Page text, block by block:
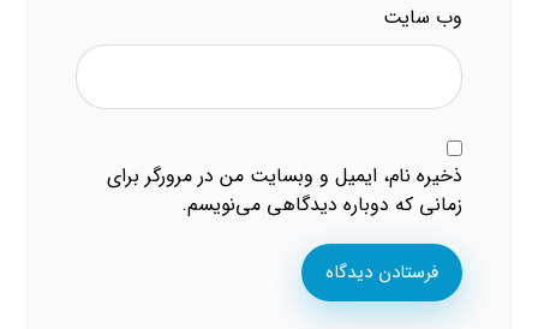
وب‌ سایت
ذخیره نام، ایمیل و وبسایت من در مرورگر برای
زمانی که دوباره دیدگاهی می‌نویسم.
فرستادن دیدگاه